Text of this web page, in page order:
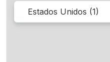
Estados Unidos (1)